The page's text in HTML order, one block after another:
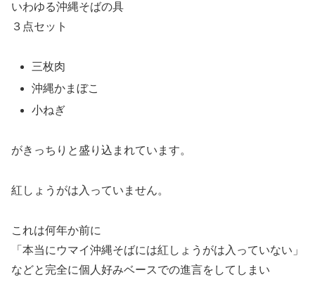
いわゆる沖縄そばの具
３点セット
三枚肉
沖縄かまぼこ
小ねぎ
がきっちりと盛り込まれています。
紅しょうがは入っていません。
これは何年か前に
「本当にウマイ沖縄そばには紅しょうがは入っていない」
などと完全に個人好みベースでの進言をしてしまい